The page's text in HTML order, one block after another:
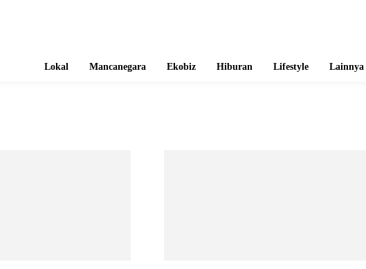
Lokal Mancanegara Ekobiz Hiburan Lifestyle Lainnya